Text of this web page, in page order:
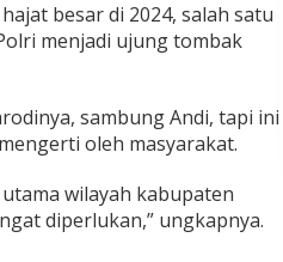
besar di 2024, salah satu
menjadi ujung tombak
sambung Andi, tapi ini
oleh masyarakat.
wilayah kabupaten
diperlukan,” ungkapnya.